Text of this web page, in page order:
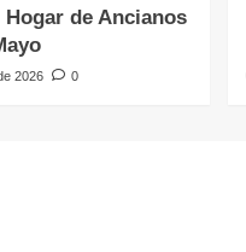
Hogar de Ancianos
2026 0